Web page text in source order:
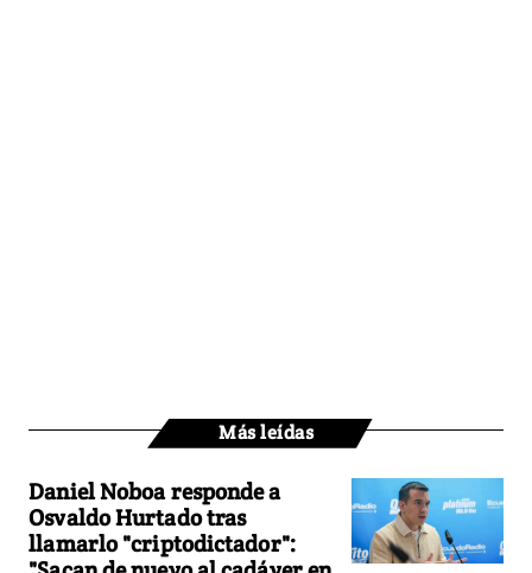
Más leídas
Daniel Noboa responde a
Osvaldo Hurtado tras
llamarlo "criptodictador":